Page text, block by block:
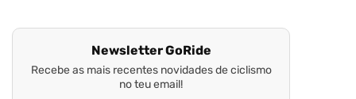
Newsletter GoRide
Recebe as mais recentes novidades de ciclismo
no teu email!